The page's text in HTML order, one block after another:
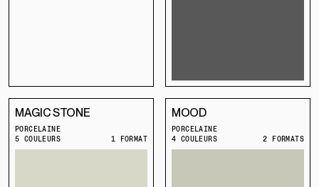
MAGIC STONE
PORCELAINE
5 COULEURS
1 FORMAT
MOOD
PORCELAINE
4 COULEURS
2 FORMATS